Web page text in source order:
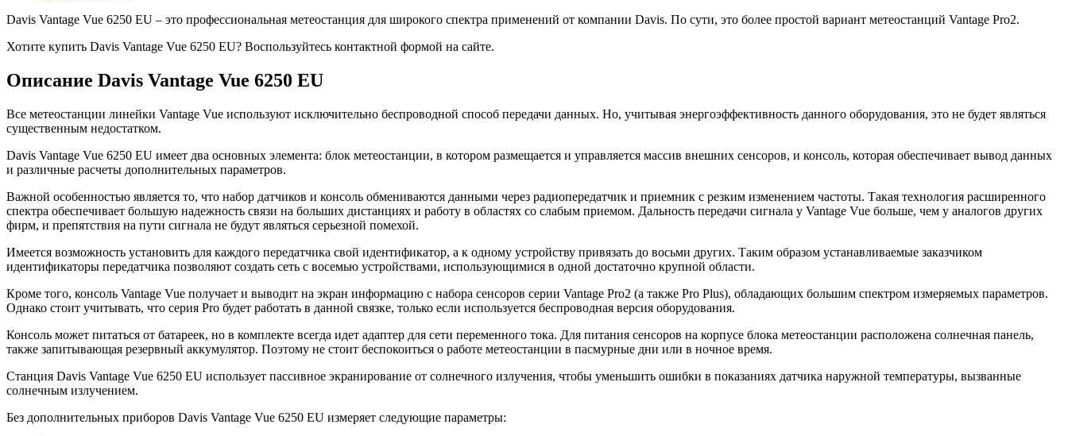
Davis Vantage Vue 6250 EU – это профессиональная метеостанция для широкого спектра применений от компании Davis. По сути, это более простой вариант метеостанций Vantage Pro2.
Хотите купить Davis Vantage Vue 6250 EU? Воспользуйтесь контактной формой на сайте.
Описание Davis Vantage Vue 6250 EU
Все метеостанции линейки Vantage Vue используют исключительно беспроводной способ передачи данных. Но, учитывая энергоэффективность данного оборудования, это не будет являться
существенным недостатком.
Davis Vantage Vue 6250 EU имеет два основных элемента: блок метеостанции, в котором размещается и управляется массив внешних сенсоров, и консоль, которая обеспечивает вывод данных
и различные расчеты дополнительных параметров.
Важной особенностью является то, что набор датчиков и консоль обмениваются данными через радиопередатчик и приемник с резким изменением частоты. Такая технология расширенного
спектра обеспечивает большую надежность связи на больших дистанциях и работу в областях со слабым приемом. Дальность передачи сигнала у Vantage Vue больше, чем у аналогов других
фирм, и препятствия на пути сигнала не будут являться серьезной помехой.
Имеется возможность установить для каждого передатчика свой идентификатор, а к одному устройству привязать до восьми других. Таким образом устанавливаемые заказчиком
идентификаторы передатчика позволяют создать сеть с восемью устройствами, использующимися в одной достаточно крупной области.
Кроме того, консоль Vantage Vue получает и выводит на экран информацию с набора сенсоров серии Vantage Pro2 (а также Pro Plus), обладающих большим спектром измеряемых параметров.
Однако стоит учитывать, что серия Pro будет работать в данной связке, только если используется беспроводная версия оборудования.
Консоль может питаться от батареек, но в комплекте всегда идет адаптер для сети переменного тока. Для питания сенсоров на корпусе блока метеостанции расположена солнечная панель,
также запитывающая резервный аккумулятор. Поэтому не стоит беспокоиться о работе метеостанции в пасмурные дни или в ночное время.
Станция Davis Vantage Vue 6250 EU использует пассивное экранирование от солнечного излучения, чтобы уменьшить ошибки в показаниях датчика наружной температуры, вызванные
солнечным излучением.
Без дополнительных приборов Davis Vantage Vue 6250 EU измеряет следующие параметры: